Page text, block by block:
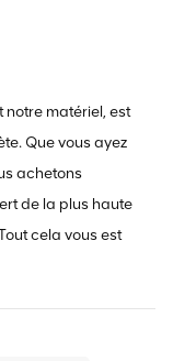
notre matériel, est
Que vous ayez
achetons
de la plus haute
cela vous est